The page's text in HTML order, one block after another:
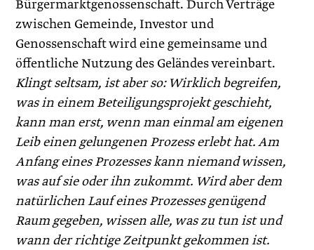
Bürgermarktgenossenschaft. Durch Verträge
zwischen Gemeinde, Investor und
Genossenschaft wird eine gemeinsame und
öffentliche Nutzung des Geländes vereinbart.
Klingt seltsam, ist aber so: Wirklich begreifen,
was in einem Beteiligungsprojekt geschieht,
kann man erst, wenn man einmal am eigenen
Leib einen gelungenen Prozess erlebt hat. Am
Anfang eines Prozesses kann niemand wissen,
was auf sie oder ihn zukommt. Wird aber dem
natürlichen Lauf eines Prozesses genügend
Raum gegeben, wissen alle, was zu tun ist und
wann der richtige Zeitpunkt gekommen ist.